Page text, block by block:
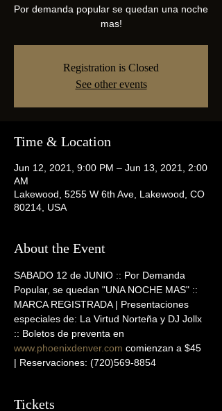
Por demanda popular se quedan una noche
mas!
Registration is Closed
See other events
Time & Location
Jun 12, 2021, 9:00 PM – Jun 13, 2021, 2:00
AM
Lakewood, 5255 W 6th Ave, Lakewood, CO
80214, USA
About the Event
SABADO 12 de JUNIO :: Por Demanda
Popular, se quedan "UNA NOCHE MAS" ::
MARCA REGISTRADA | Presentaciones
especiales de: La Virtud Norteña y DJ Jollx
:: Boletos de preventa en
www.phoenixdenver.com comienzan a $45
| Reservaciones: (720)569-8854
Tickets